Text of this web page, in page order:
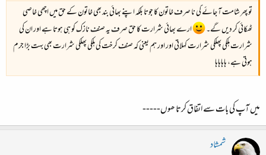
تو پھر شامت آ جائے گی نا صرف خاتون کا جوتا بلکہ اپنے بھائی بند بھی خاتون کے حق میں اچھی خاصی
ٹھکائی کر دیں گے۔
ارے بھائی شرارت کا حق صرف یہ صنف نازک کو ہی ہوتا ہے اور ان کی
شرارت ہلکی پھلکی شرارت کہلاتی اور اور ہم یعنی کہ صنف کرخت کی ہلکی پھلکی شرارت بھی بہت بڑا جرم
ہوتی ہے، ہاہاہاہا
میں آپ کی بات سے اتفاق کرتا ھوں-----
شمشاد